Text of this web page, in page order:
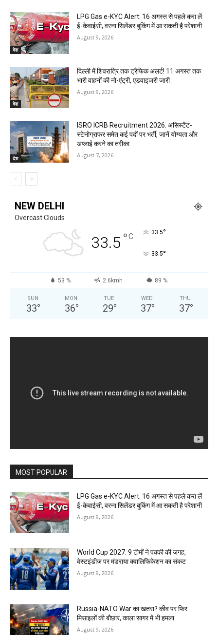
देश
LPG Gas e-KYC Alert: 16 अगस्त से पहले करा लें
ई-केवाईसी, वरना सिलेंडर बुकिंग में आ सकती है परेशानी
August 9, 2026
देश
दिल्ली में शिवरात्रि तक ट्रैफिक अलर्ट! 11 अगस्त तक
भारी वाहनों की नो-एंट्री, एडवाइजरी जारी
August 9, 2026
देश
ISRO ICRB Recruitment 2026: असिस्टेंट-
स्टेनोग्राफर समेत कई पदों पर भर्ती, जानें योग्यता और
अप्लाई करने का तरीका
August 7, 2026
NEW DELHI
Overcast Clouds
33.5 °C 33.5°
33.5°
53 % 2.6kmh 89 %
SUN
33°
MON
36°
TUE
29°
WED
37°
THU
37°
MOST POPULAR
LPG Gas e-KYC Alert: 16 अगस्त से पहले करा लें
ई-केवाईसी, वरना सिलेंडर बुकिंग में आ सकती है परेशानी
August 9, 2026
World Cup 2027: 9 टीमों ने पक्की की जगह,
वेस्टइंडीज पर मंडराया क्वालिफिकेशन का संकट
August 9, 2026
Russia-NATO War का खतरा? कीव पर फिर
मिसाइलों की बौछार, काला सागर में भी हमला
August 9, 2026